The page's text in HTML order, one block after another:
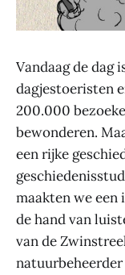
Vandaag de dag
dagjestoeristen
200.000
bewonderen.
een rijke
maakten we een
de hand van
van de